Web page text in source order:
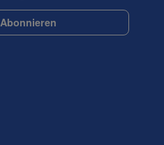
Abonnieren